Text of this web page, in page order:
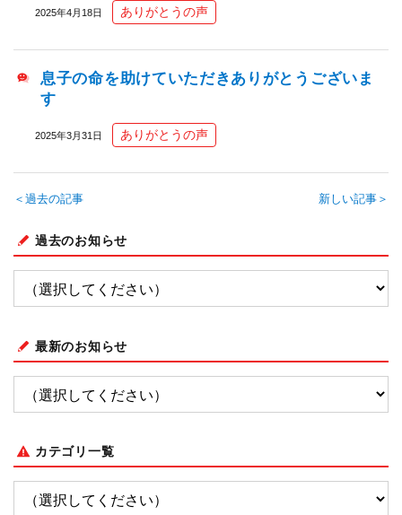
2025年4月18日 ありがとうの声
息子の命を助けていただきありがとうございま
す
2025年3月31日 ありがとうの声
＜過去の記事 新しい記事＞
過去のお知らせ
最新のお知らせ
カテゴリ一覧